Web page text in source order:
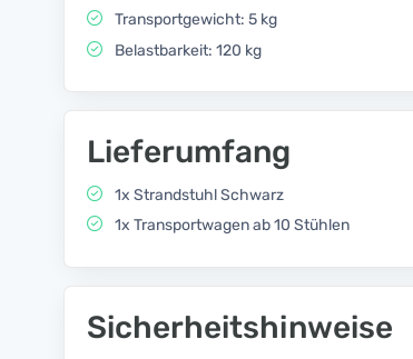
Transportgewicht: 5 kg
Belastbarkeit: 120 kg
Lieferumfang
1x Strandstuhl Schwarz
1x Transportwagen ab 10 Stühlen
Sicherheitshinweise